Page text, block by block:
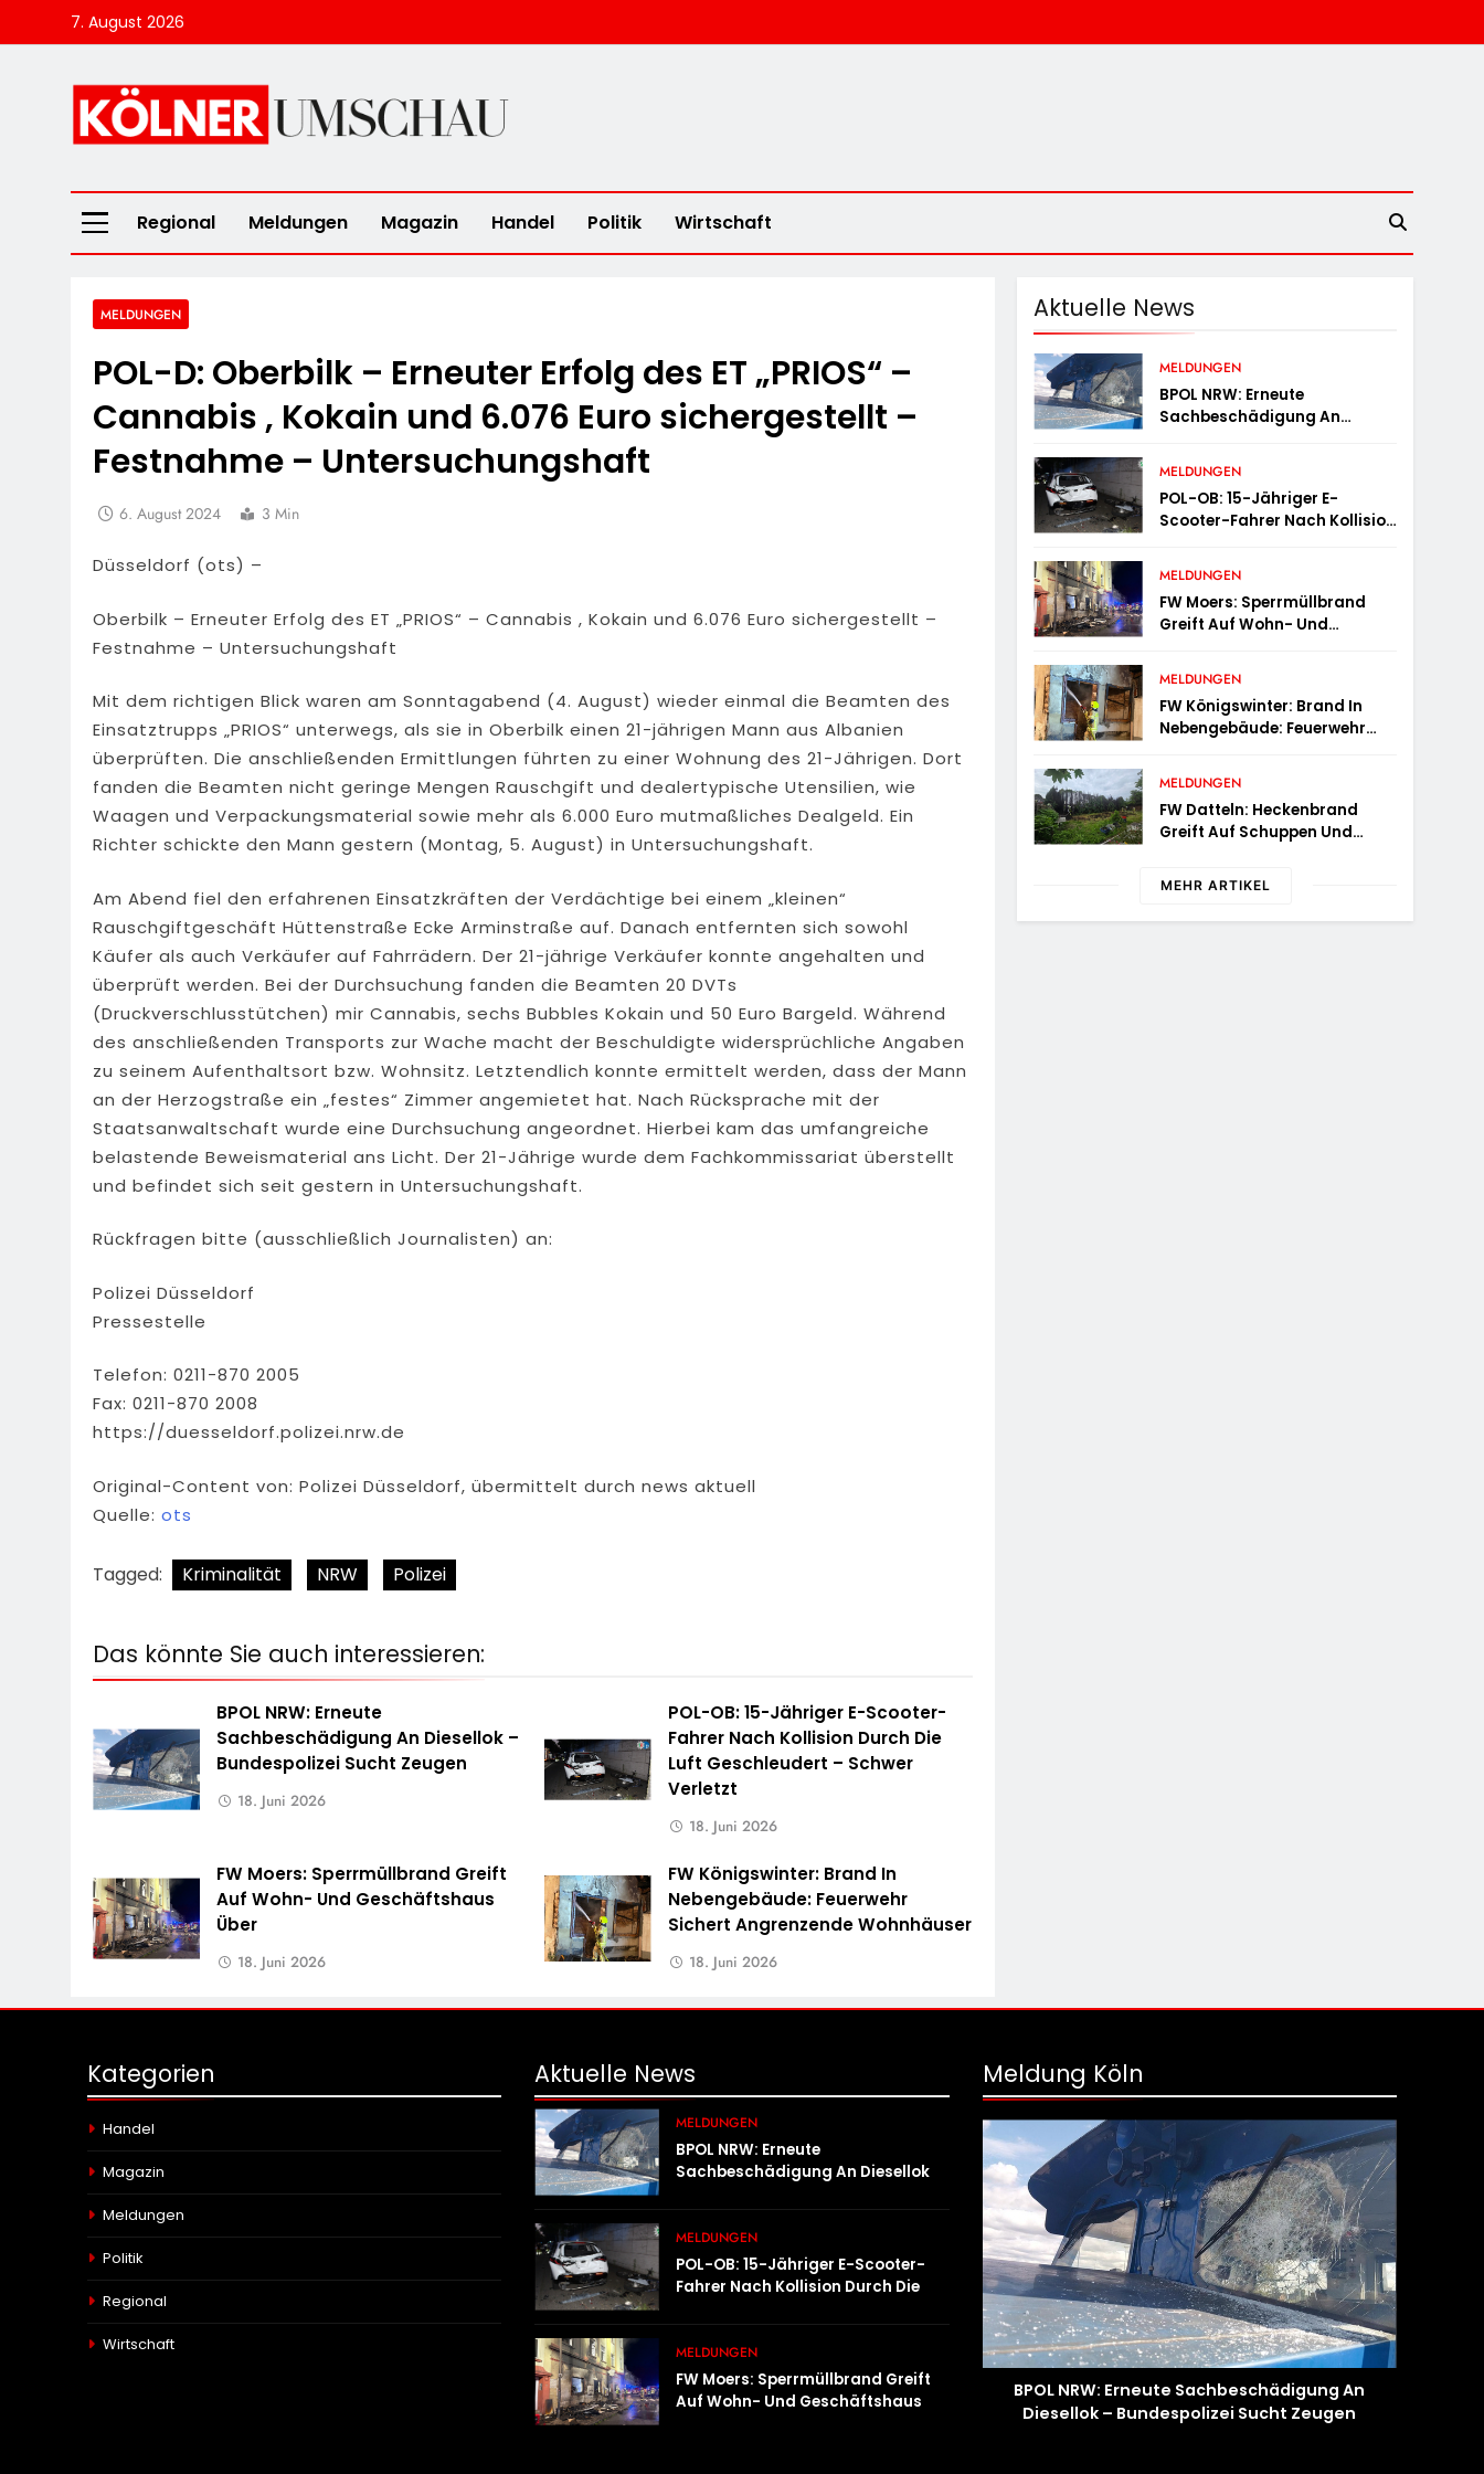
to
7. August 2026
Kölner Umschau
Regional Meldungen Magazin Handel Politik Wirtschaft
MELDUNGEN
POL-D: Oberbilk – Erneuter Erfolg des ET „PRIOS“ –
Cannabis , Kokain und 6.076 Euro sichergestellt –
Festnahme – Untersuchungshaft
6. August 2024 3 Min
Düsseldorf (ots) –
Oberbilk – Erneuter Erfolg des ET „PRIOS“ – Cannabis , Kokain und 6.076 Euro sichergestellt –
Festnahme – Untersuchungshaft
Mit dem richtigen Blick waren am Sonntagabend (4. August) wieder einmal die Beamten des
Einsatztrupps „PRIOS“ unterwegs, als sie in Oberbilk einen 21-jährigen Mann aus Albanien
überprüften. Die anschließenden Ermittlungen führten zu einer Wohnung des 21-Jährigen. Dort
fanden die Beamten nicht geringe Mengen Rauschgift und dealertypische Utensilien, wie
Waagen und Verpackungsmaterial sowie mehr als 6.000 Euro mutmaßliches Dealgeld. Ein
Richter schickte den Mann gestern (Montag, 5. August) in Untersuchungshaft.
Am Abend fiel den erfahrenen Einsatzkräften der Verdächtige bei einem „kleinen“
Rauschgiftgeschäft Hüttenstraße Ecke Arminstraße auf. Danach entfernten sich sowohl
Käufer als auch Verkäufer auf Fahrrädern. Der 21-jährige Verkäufer konnte angehalten und
überprüft werden. Bei der Durchsuchung fanden die Beamten 20 DVTs
(Druckverschlusstütchen) mir Cannabis, sechs Bubbles Kokain und 50 Euro Bargeld. Während
des anschließenden Transports zur Wache macht der Beschuldigte widersprüchliche Angaben
zu seinem Aufenthaltsort bzw. Wohnsitz. Letztendlich konnte ermittelt werden, dass der Mann
an der Herzogstraße ein „festes“ Zimmer angemietet hat. Nach Rücksprache mit der
Staatsanwaltschaft wurde eine Durchsuchung angeordnet. Hierbei kam das umfangreiche
belastende Beweismaterial ans Licht. Der 21-Jährige wurde dem Fachkommissariat überstellt
und befindet sich seit gestern in Untersuchungshaft.
Rückfragen bitte (ausschließlich Journalisten) an:
Polizei Düsseldorf
Pressestelle
Telefon: 0211-870 2005
Fax: 0211-870 2008
https://duesseldorf.polizei.nrw.de
Original-Content von: Polizei Düsseldorf, übermittelt durch news aktuell
Quelle: ots
Tagged: Kriminalität NRW Polizei
Das könnte Sie auch interessieren:
BPOL NRW: Erneute
Sachbeschädigung An Diesellok –
Bundespolizei Sucht Zeugen
18. Juni 2026
POL-OB: 15-Jähriger E-Scooter-
Fahrer Nach Kollision Durch Die
Luft Geschleudert – Schwer
Verletzt
18. Juni 2026
FW Moers: Sperrmüllbrand Greift
Auf Wohn- Und Geschäftshaus
Über
18. Juni 2026
FW Königswinter: Brand In
Nebengebäude: Feuerwehr
Sichert Angrenzende Wohnhäuser
18. Juni 2026
Aktuelle News
MELDUNGEN
BPOL NRW: Erneute
Sachbeschädigung An
MELDUNGEN
POL-OB: 15-Jähriger E-
Scooter-Fahrer Nach Kollision
Schwer Verletzt
MELDUNGEN
FW Moers: Sperrmüllbrand
Greift Auf Wohn- Und
MELDUNGEN
FW Königswinter: Brand In
Nebengebäude: Feuerwehr
Wohnhäuser
MELDUNGEN
FW Datteln: Heckenbrand
Greift Auf Schuppen Und
MEHR ARTIKEL
Kategorien
Handel
Magazin
Meldungen
Politik
Regional
Wirtschaft
Aktuelle News
MELDUNGEN
BPOL NRW: Erneute
Sachbeschädigung An Diesellok –
MELDUNGEN
POL-OB: 15-Jähriger E-Scooter-
Fahrer Nach Kollision Durch Die
Verletzt
MELDUNGEN
FW Moers: Sperrmüllbrand Greift
Auf Wohn- Und Geschäftshaus
Meldung Köln
BPOL NRW: Erneute Sachbeschädigung An
Diesellok – Bundespolizei Sucht Zeugen